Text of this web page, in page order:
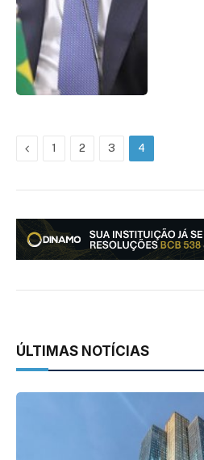
Previous
1 2 3 4
ÚLTIMAS NOTÍCIAS